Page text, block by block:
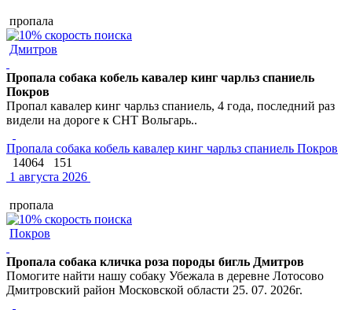
пропала
Дмитров
Пропала собака кобель кавалер кинг чарльз спаниель
Покров
Пропал кавалер кинг чарльз спаниель, 4 года, последний раз
видели на дороге к СНТ Вольгарь..
Пропала собака кобель кавалер кинг чарльз спаниель Покров
14064
151
1 августа 2026
пропала
Покров
Пропала собака кличка роза породы бигль Дмитров
Помогите найти нашу собаку Убежала в деревне Лотосово
Дмитровский район Московской области 25. 07. 2026г.